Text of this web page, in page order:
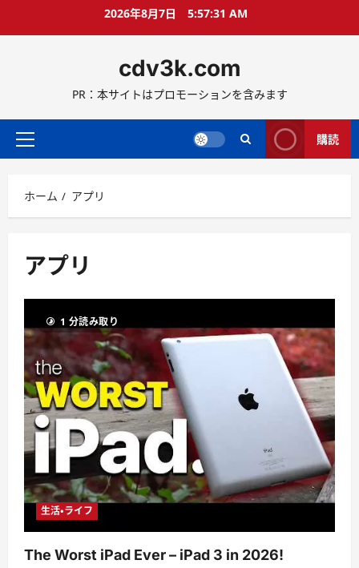
ス
ッ
2026年8月7日 5:57:33 AM
cdv3k.com
PR：本サイトはプロモーションを含みます
メ
メ
ニ
ー
購読
ホーム アプリ
アプリ
1 分読み取り
生活・ライフ
The Worst iPad Ever – iPad 3 in 2026!